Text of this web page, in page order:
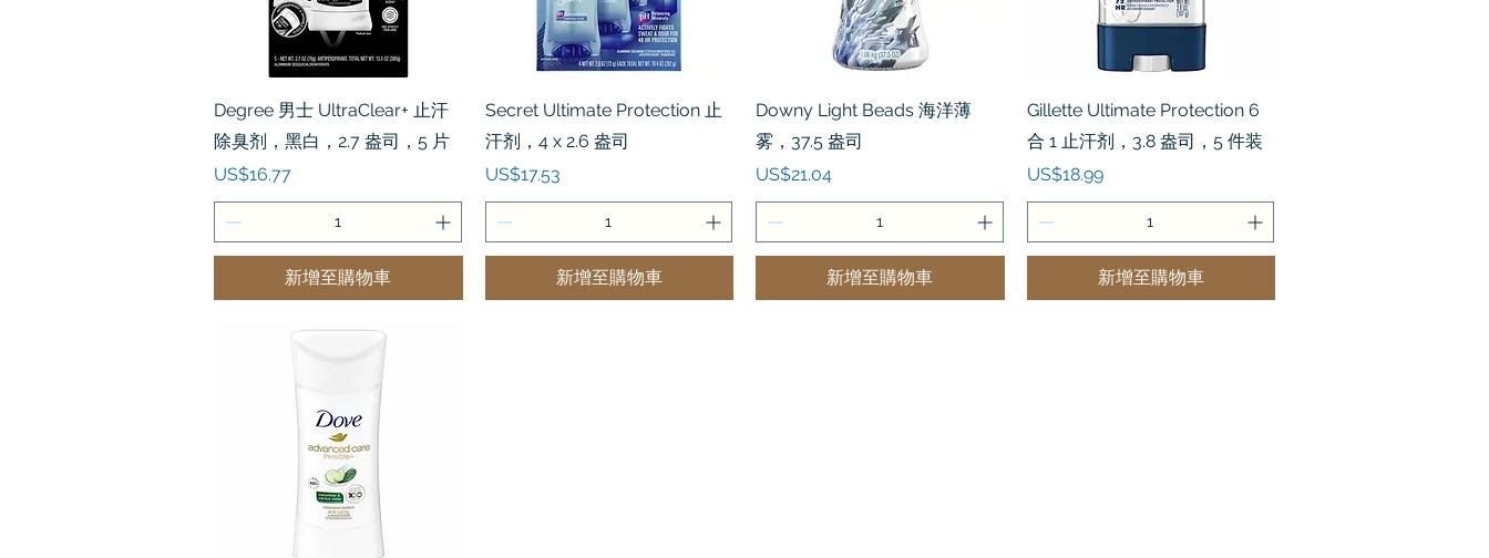
快速瀏覽
Degree 男士 UltraClear+ 止汗
除臭剂，黑白，2.7 盎司，5 片
價格
US$16.77
新增至購物車
快速瀏覽
Secret Ultimate Protection 止
汗剂，4 x 2.6 盎司
價格
US$17.53
新增至購物車
快速瀏覽
Downy Light Beads 海洋薄
雾，37.5 盎司
價格
US$21.04
新增至購物車
快速瀏覽
Gillette Ultimate Protection 6
合 1 止汗剂，3.8 盎司，5 件装
價格
US$18.99
新增至購物車